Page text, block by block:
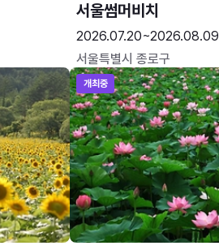
서울썸머비치
2026.07.20~2026.08.09
서울특별시 종로구
개최중